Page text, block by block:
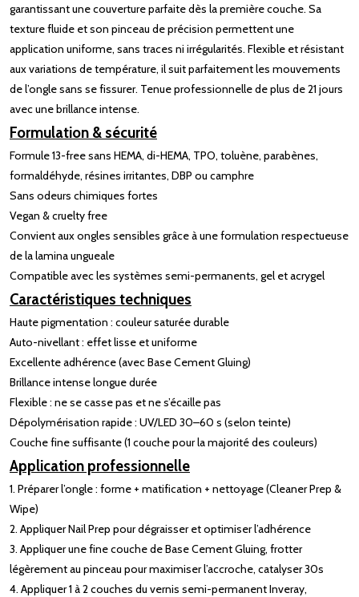
garantissant une couverture parfaite dès la première couche. Sa
texture fluide et son pinceau de précision permettent une
application uniforme, sans traces ni irrégularités. Flexible et résistant
aux variations de température, il suit parfaitement les mouvements
de l’ongle sans se fissurer. Tenue professionnelle de plus de 21 jours
avec une brillance intense.
Formulation & sécurité
Formule 13-free sans HEMA, di-HEMA, TPO, toluène, parabènes,
formaldéhyde, résines irritantes, DBP ou camphre
Sans odeurs chimiques fortes
Vegan & cruelty free
Convient aux ongles sensibles grâce à une formulation respectueuse
de la lamina ungueale
Compatible avec les systèmes semi-permanents, gel et acrygel
Caractéristiques techniques
Haute pigmentation : couleur saturée durable
Auto-nivellant : effet lisse et uniforme
Excellente adhérence (avec Base Cement Gluing)
Brillance intense longue durée
Flexible : ne se casse pas et ne s’écaille pas
Dépolymérisation rapide : UV/LED 30–60 s (selon teinte)
Couche fine suffisante (1 couche pour la majorité des couleurs)
Application professionnelle
1. Préparer l’ongle : forme + matification + nettoyage (Cleaner Prep &
Wipe)
2. Appliquer Nail Prep pour dégraisser et optimiser l’adhérence
3. Appliquer une fine couche de Base Cement Gluing, frotter
légèrement au pinceau pour maximiser l’accroche, catalyser 30s
4. Appliquer 1 à 2 couches du vernis semi-permanent Inveray,